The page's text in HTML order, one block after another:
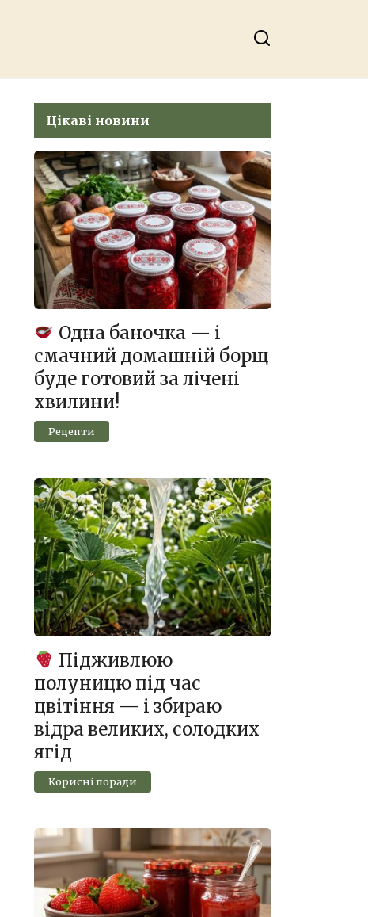
Цікаві новини
Одна баночка — і
смачний домашній борщ
буде готовий за лічені
хвилини!
Рецепти
Підживлюю
полуницю під час
цвітіння — і збираю
відра великих, солодких
ягід
Корисні поради